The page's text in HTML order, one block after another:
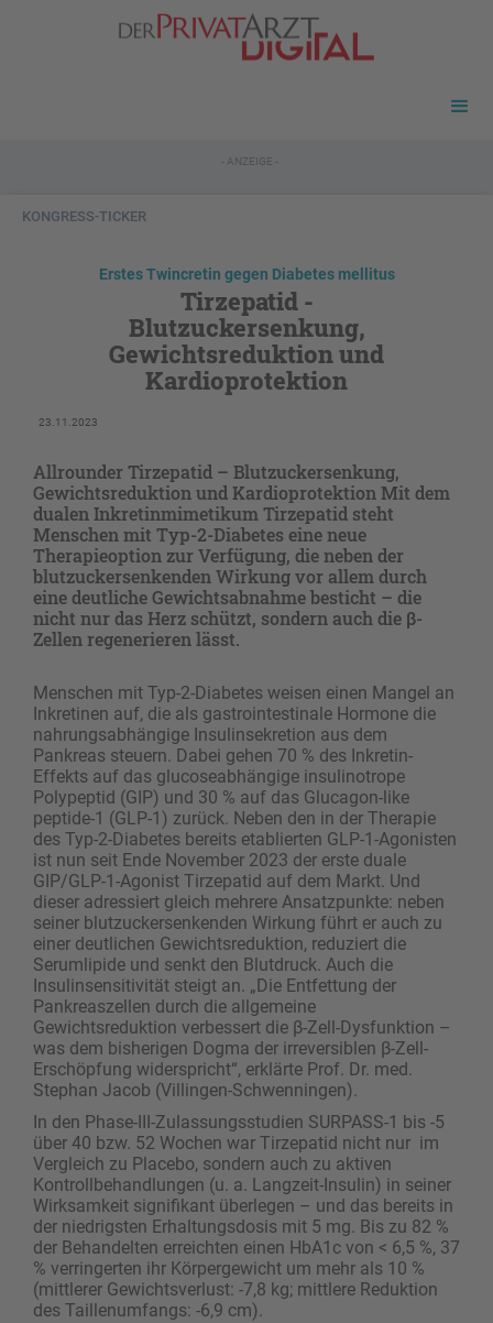
- ANZEIGE -
KONGRESS-TICKER
Erstes Twincretin gegen Diabetes mellitus
Tirzepatid -
Blutzuckersenkung,
Gewichtsreduktion und
Kardioprotektion
23.11.2023
Allrounder Tirzepatid – Blutzuckersenkung,
Gewichtsreduktion und Kardioprotektion Mit dem
dualen Inkretinmimetikum Tirzepatid steht
Menschen mit Typ-2-Diabetes eine neue
Therapieoption zur Verfügung, die neben der
blutzuckersenkenden Wirkung vor allem durch
eine deutliche Gewichtsabnahme besticht – die
nicht nur das Herz schützt, sondern auch die β-
Zellen regenerieren lässt.
Menschen mit Typ-2-Diabetes weisen einen Mangel an
Inkretinen auf, die als gastrointestinale Hormone die
nahrungsabhängige Insulinsekretion aus dem
Pankreas steuern. Dabei gehen 70 % des Inkretin-
Effekts auf das glucoseabhängige insulinotrope
Polypeptid (GIP) und 30 % auf das Glucagon-like
peptide-1 (GLP-1) zurück. Neben den in der Therapie
des Typ-2-Diabetes bereits etablierten GLP-1-Agonisten
ist nun seit Ende November 2023 der erste duale
GIP/GLP-1-Agonist Tirzepatid auf dem Markt. Und
dieser adressiert gleich mehrere Ansatzpunkte: neben
seiner blutzuckersenkenden Wirkung führt er auch zu
einer deutlichen Gewichtsreduktion, reduziert die
Serumlipide und senkt den Blutdruck. Auch die
Insulinsensitivität steigt an. „Die Entfettung der
Pankreaszellen durch die allgemeine
Gewichtsreduktion verbessert die β-Zell-Dysfunktion –
was dem bisherigen Dogma der irreversiblen β-Zell-
Erschöpfung widerspricht“, erklärte Prof. Dr. med.
Stephan Jacob (Villingen-Schwenningen).
In den Phase-III-Zulassungsstudien SURPASS-1 bis -5
über 40 bzw. 52 Wochen war Tirzepatid nicht nur im
Vergleich zu Placebo, sondern auch zu aktiven
Kontrollbehandlungen (u. a. Langzeit-Insulin) in seiner
Wirksamkeit signifikant überlegen – und das bereits in
der niedrigsten Erhaltungsdosis mit 5 mg. Bis zu 82 %
der Behandelten erreichten einen HbA1c von < 6,5 %, 37
% verringerten ihr Körpergewicht um mehr als 10 %
(mittlerer Gewichtsverlust: -7,8 kg; mittlere Reduktion
des Taillenumfangs: -6,9 cm).